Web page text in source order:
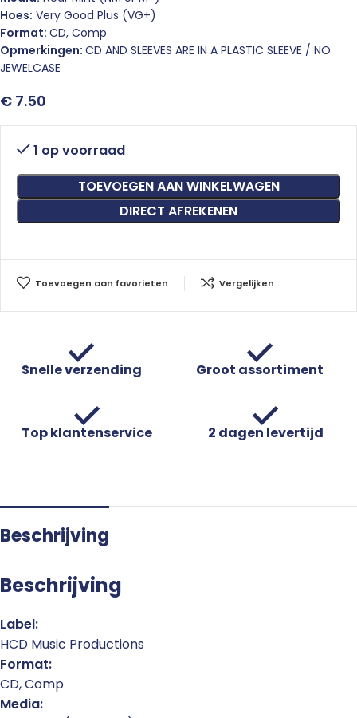
Hoes: Very Good Plus (VG+)
Format: CD, Comp
Opmerkingen: CD AND SLEEVES ARE IN A PLASTIC SLEEVE / NO
JEWELCASE
€ 7.50
1 op voorraad
TOEVOEGEN AAN WINKELWAGEN
DIRECT AFREKENEN
Toevoegen aan favorieten Vergelijken
Snelle verzending Groot assortiment
Top klantenservice 2 dagen levertijd
Beschrijving
Beschrijving
Label:
HCD Music Productions
Format:
CD, Comp
Media: